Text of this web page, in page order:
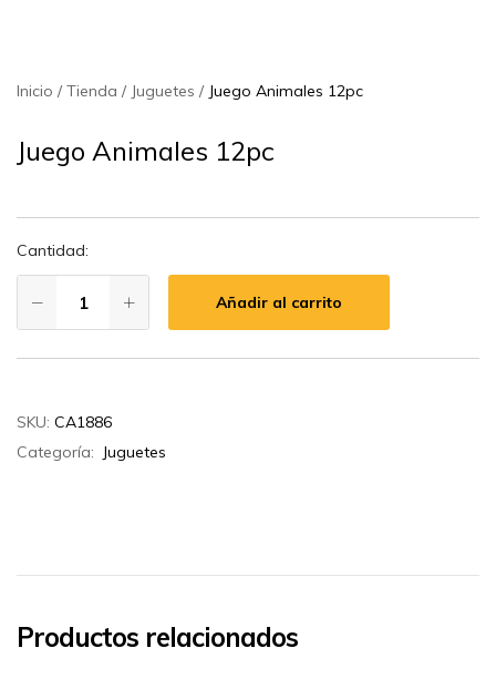
Inicio Tienda Juguetes Juego Animales 12pc
Juego Animales 12pc
Cantidad:
Añadir al carrito
SKU: CA1886
Categoría: Juguetes
Productos relacionados